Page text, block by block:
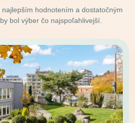
hodnotením a dostatočným
bol výber čo najspoľahlivejší.